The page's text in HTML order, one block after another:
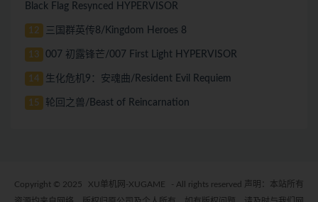
Black Flag Resynced HYPERVISOR
12 三国群英传8/Kingdom Heroes 8
13 007 初露锋芒/007 First Light HYPERVISOR
14 生化危机9：安魂曲/Resident Evil Requiem
15 轮回之兽/Beast of Reincarnation
Copyright © 2025 XU单机网-XUGAME
- All rights reserved 声明：本站所有